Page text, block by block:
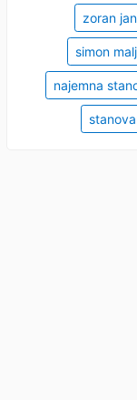
zoran
simon
najemna